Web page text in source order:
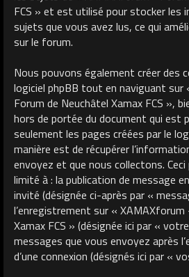
FCS » et est utilisé pour stocker les
sujets que vous avez lus, ce qui
sur le forum.
Nous pouvons également créer des
logiciel phpBB tout en naviguant sur
Forum de Neuchâtel Xamax FCS »,
hors de portée du document qui est
seulement les pages créées par le
manière est de récupérer
envoyez et que nous collectons.
limité à : la publication de message
invité (désignée ci-après par «
l’enregistrement sur «
Xamax FCS » (désignée ici par «
messages que vous envoyez après
d’une connexion (désignés ici par «